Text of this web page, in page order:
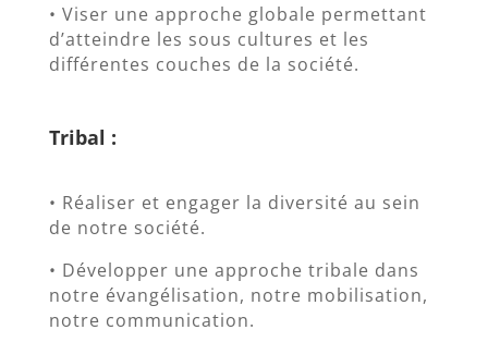
• Viser une approche globale permettant
d’atteindre les sous cultures et les
différentes couches de la société.
Tribal :
• Réaliser et engager la diversité au sein
de notre société.
• Développer une approche tribale dans
notre évangélisation, notre mobilisation,
notre communication.